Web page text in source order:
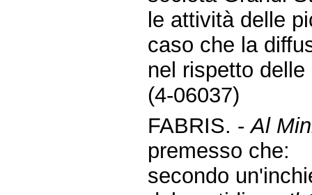
le attività delle
caso che la
nel rispetto
(4-06037)
FABRIS. -Al
premesso che:
secondo